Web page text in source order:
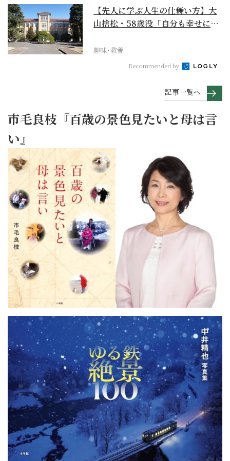
【先人に学ぶ人生の仕舞い方】大
山捨松・58歳没「自分も幸せにな
趣味･教養
Recommended by
記事一覧へ
市毛良枝『百歳の景色見たいと母は言
い』